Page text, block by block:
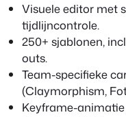
Visuele editor met
tijdlijncontrole.
250+ sjablonen,
outs.
Team-specifieke
(Claymorphism,
Keyframe-